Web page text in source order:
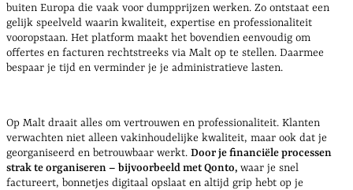
buiten Europa die vaak voor dumpprijzen werken. Zo ontstaat een
gelijk speelveld waarin kwaliteit, expertise en professionaliteit
vooropstaan. Het platform maakt het bovendien eenvoudig om
offertes en facturen rechtstreeks via Malt op te stellen. Daarmee
bespaar je tijd en verminder je je administratieve lasten.
Op Malt draait alles om vertrouwen en professionaliteit. Klanten
verwachten niet alleen vakinhoudelijke kwaliteit, maar ook dat je
georganiseerd en betrouwbaar werkt. Door je financiële processen
strak te organiseren – bijvoorbeeld met Qonto, waar je snel
factureert, bonnetjes digitaal opslaat en altijd grip hebt op je